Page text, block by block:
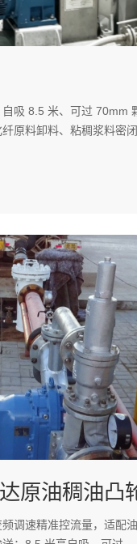
吸 8.5 米、可过 70mm
原料卸料、粘稠浆料密闭
原油稠油凸
调速精准控流量，适配